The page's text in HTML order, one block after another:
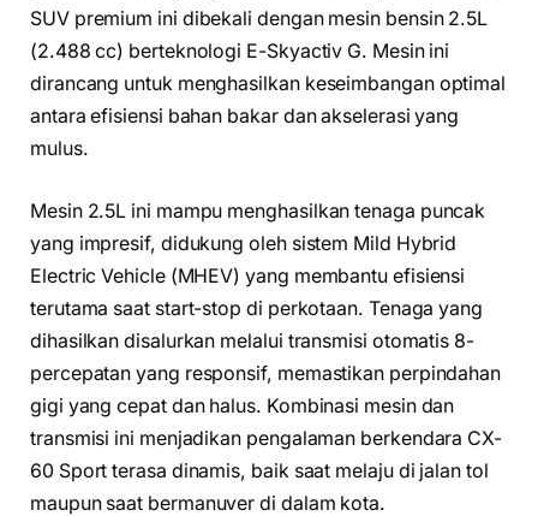
SUV premium ini dibekali dengan mesin bensin 2.5L
(2.488 cc) berteknologi E-Skyactiv G. Mesin ini
dirancang untuk menghasilkan keseimbangan optimal
antara efisiensi bahan bakar dan akselerasi yang
mulus.
Mesin 2.5L ini mampu menghasilkan tenaga puncak
yang impresif, didukung oleh sistem Mild Hybrid
Electric Vehicle (MHEV) yang membantu efisiensi
terutama saat start-stop di perkotaan. Tenaga yang
dihasilkan disalurkan melalui transmisi otomatis 8-
percepatan yang responsif, memastikan perpindahan
gigi yang cepat dan halus. Kombinasi mesin dan
transmisi ini menjadikan pengalaman berkendara CX-
60 Sport terasa dinamis, baik saat melaju di jalan tol
maupun saat bermanuver di dalam kota.